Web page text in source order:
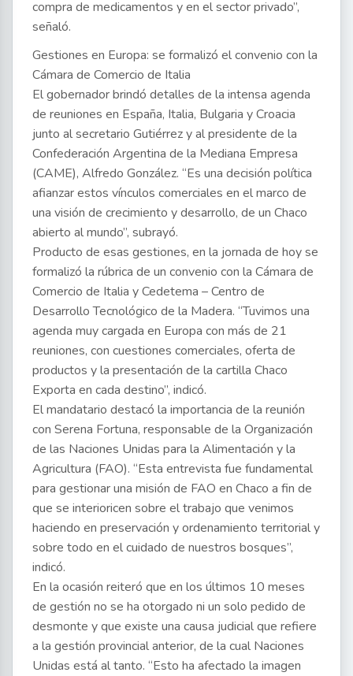
compra de medicamentos y en el sector privado”,
señaló.
Gestiones en Europa: se formalizó el convenio con la
Cámara de Comercio de Italia
El gobernador brindó detalles de la intensa agenda
de reuniones en España, Italia, Bulgaria y Croacia
junto al secretario Gutiérrez y al presidente de la
Confederación Argentina de la Mediana Empresa
(CAME), Alfredo González. “Es una decisión política
afianzar estos vínculos comerciales en el marco de
una visión de crecimiento y desarrollo, de un Chaco
abierto al mundo”, subrayó.
Producto de esas gestiones, en la jornada de hoy se
formalizó la rúbrica de un convenio con la Cámara de
Comercio de Italia y Cedetema – Centro de
Desarrollo Tecnológico de la Madera. “Tuvimos una
agenda muy cargada en Europa con más de 21
reuniones, con cuestiones comerciales, oferta de
productos y la presentación de la cartilla Chaco
Exporta en cada destino”, indicó.
El mandatario destacó la importancia de la reunión
con Serena Fortuna, responsable de la Organización
de las Naciones Unidas para la Alimentación y la
Agricultura (FAO). “Esta entrevista fue fundamental
para gestionar una misión de FAO en Chaco a fin de
que se interioricen sobre el trabajo que venimos
haciendo en preservación y ordenamiento territorial y
sobre todo en el cuidado de nuestros bosques”,
indicó.
En la ocasión reiteró que en los últimos 10 meses
de gestión no se ha otorgado ni un solo pedido de
desmonte y que existe una causa judicial que refiere
a la gestión provincial anterior, de la cual Naciones
Unidas está al tanto. “Esto ha afectado la imagen